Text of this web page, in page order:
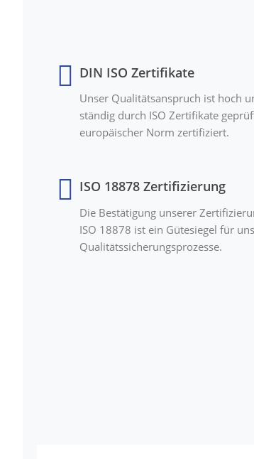
DIN ISO Zertifikate
Unser Qualitätsanspruch ist hoch
ständig durch ISO Zertifikate
europäischer Norm zertifiziert.
ISO 18878 Zertifizierung
Die Bestätigung unserer
ISO 18878 ist ein Gütesiegel für
Qualitätssicherungsprozesse.